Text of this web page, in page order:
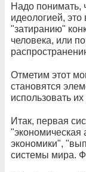
Надо понимать,
идеологией, это
"затиранию"
человека, или
Отметим этот
становятся
использовать
Итак, первая
"экономическая
экономики",
системы мира.